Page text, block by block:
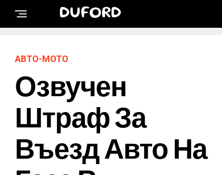
DUFORD
АВТО-МОТО
Озвучен
Штраф За
Въезд Авто На